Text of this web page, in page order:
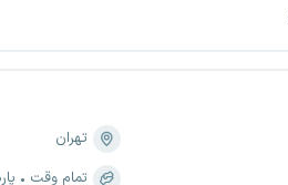
تهران
تمام وقت